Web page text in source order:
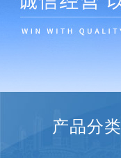
产品分类